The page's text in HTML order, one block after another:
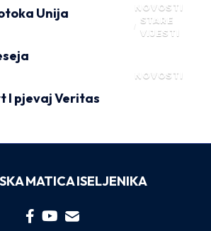
NOVOSTI
STARE
VIJESTI
Unija
NOVOSTI
I pjevaj Veritas
MATICA ISELJENIKA